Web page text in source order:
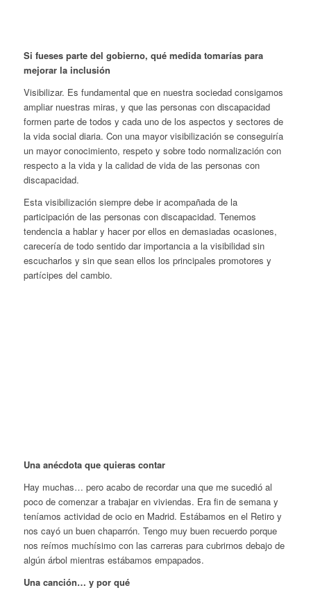
Si fueses parte del gobierno, qué medida tomarías para
mejorar la inclusión
Visibilizar. Es fundamental que en nuestra sociedad consigamos
ampliar nuestras miras, y que las personas con discapacidad
formen parte de todos y cada uno de los aspectos y sectores de
la vida social diaria. Con una mayor visibilización se conseguiría
un mayor conocimiento, respeto y sobre todo normalización con
respecto a la vida y la calidad de vida de las personas con
discapacidad.
Esta visibilización siempre debe ir acompañada de la
participación de las personas con discapacidad. Tenemos
tendencia a hablar y hacer por ellos en demasiadas ocasiones,
carecería de todo sentido dar importancia a la visibilidad sin
escucharlos y sin que sean ellos los principales promotores y
partícipes del cambio.
Una anécdota que quieras contar
Hay muchas… pero acabo de recordar una que me sucedió al
poco de comenzar a trabajar en viviendas. Era fin de semana y
teníamos actividad de ocio en Madrid. Estábamos en el Retiro y
nos cayó un buen chaparrón. Tengo muy buen recuerdo porque
nos reímos muchísimo con las carreras para cubrirnos debajo de
algún árbol mientras estábamos empapados.
Una canción… y por qué